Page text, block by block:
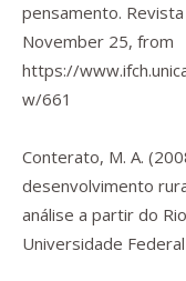
pensamento.
November 25, from
https://
w/661
Conterato, M. A.
desenvolvimento
análise a partir do
Universidade